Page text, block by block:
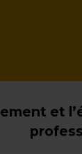
et